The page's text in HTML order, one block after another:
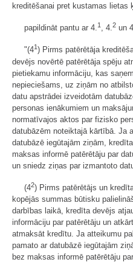
kreditēšanai pret kustamas
papildināt pantu ar 4.1 , 4.2 un
"(41 ) Pirms patērētāja
devējs novērtē patērētāja spēju
pietiekamu informāciju, kas
nepieciešams, uz ziņām no
datu apstrādei izveidotām
personas ienākumiem un
normatīvajos aktos par fizisko
datubāzēm noteiktajā kārtībā. Ja
datubāzē iegūtajām ziņām,
maksas informē patērētāju par
un sniedz ziņas par izmantoto
(42) Pirms patērētājs un
kopējās summas būtisku
darbības laikā, kredīta devējs
informāciju par patērētāju un
atmaksāt kredītu. Ja atteikumu
pamato ar datubāzē iegūtajām
bez maksas informē patērētāju